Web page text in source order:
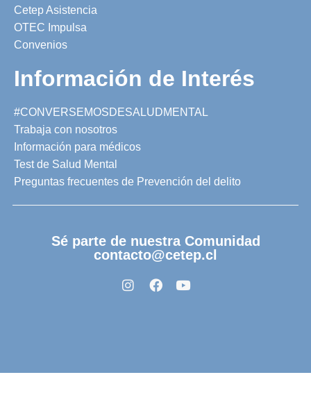
Cetep Asistencia
OTEC Impulsa
Convenios
Información de Interés
#CONVERSEMOSDESALUDMENTAL
Trabaja con nosotros
Información para médicos
Test de Salud Mental
Preguntas frecuentes de Prevención del delito
Sé parte de nuestra Comunidad
contacto@cetep.cl